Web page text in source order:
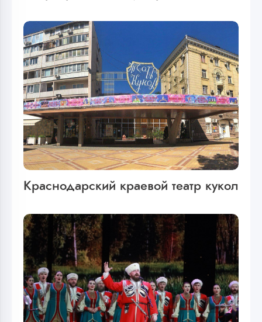
Краснодарский краевой театр кукол